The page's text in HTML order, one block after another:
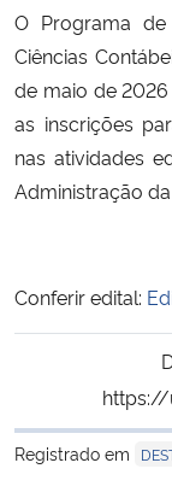
Ministério do
Controladoria-Geral da
Ministério da Mulher,
Advocacia-Geral da
O Programa
Ciências
de maio de
as inscrições
nas atividades
Administração
Conferir edital:
Registrado em